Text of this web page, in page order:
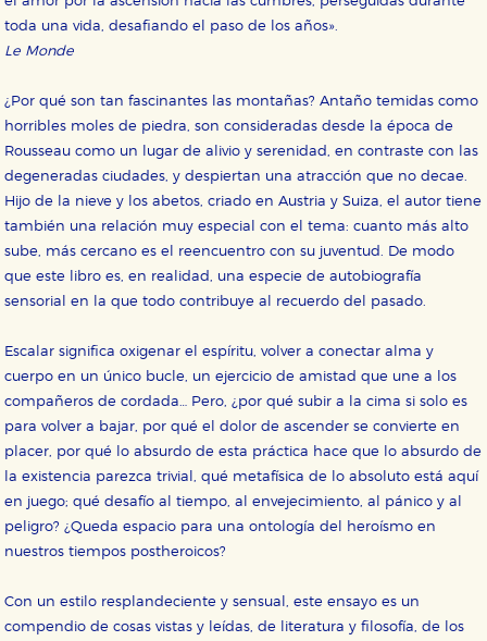
toda una vida, desafiando el paso de los años».
Le Monde
¿Por qué son tan fascinantes las montañas? Antaño temidas como
horribles moles de piedra, son consideradas desde la época de
Rousseau como un lugar de alivio y serenidad, en contraste con las
degeneradas ciudades, y despiertan una atracción que no decae.
Hijo de la nieve y los abetos, criado en Austria y Suiza, el autor tiene
también una relación muy especial con el tema: cuanto más alto
sube, más cercano es el reencuentro con su juventud. De modo
que este libro es, en realidad, una especie de autobiografía
sensorial en la que todo contribuye al recuerdo del pasado.
Escalar significa oxigenar el espíritu, volver a conectar alma y
cuerpo en un único bucle, un ejercicio de amistad que une a los
compañeros de cordada… Pero, ¿por qué subir a la cima si solo es
para volver a bajar, por qué el dolor de ascender se convierte en
placer, por qué lo absurdo de esta práctica hace que lo absurdo de
la existencia parezca trivial, qué metafísica de lo absoluto está aquí
en juego; qué desafío al tiempo, al envejecimiento, al pánico y al
peligro? ¿Queda espacio para una ontología del heroísmo en
nuestros tiempos postheroicos?
Con un estilo resplandeciente y sensual, este ensayo es un
compendio de cosas vistas y leídas, de literatura y filosofía, de los